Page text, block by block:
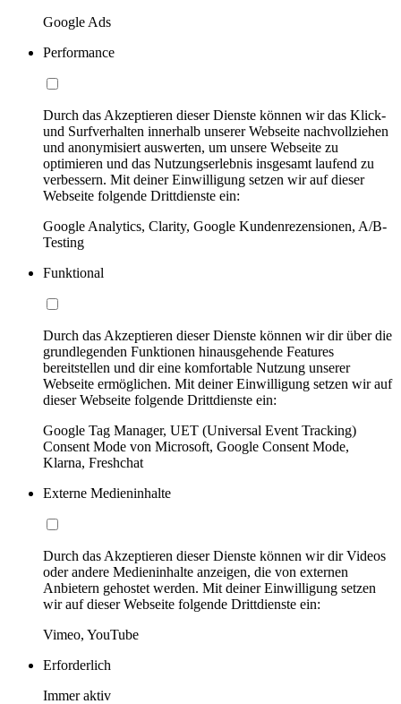
Google Ads
Performance
Durch das Akzeptieren dieser Dienste können wir das Klick-
und Surfverhalten innerhalb unserer Webseite nachvollziehen
und anonymisiert auswerten, um unsere Webseite zu
optimieren und das Nutzungserlebnis insgesamt laufend zu
verbessern. Mit deiner Einwilligung setzen wir auf dieser
Webseite folgende Drittdienste ein:
Google Analytics, Clarity, Google Kundenrezensionen, A/B-
Testing
Funktional
Durch das Akzeptieren dieser Dienste können wir dir über die
grundlegenden Funktionen hinausgehende Features
bereitstellen und dir eine komfortable Nutzung unserer
Webseite ermöglichen. Mit deiner Einwilligung setzen wir auf
dieser Webseite folgende Drittdienste ein:
Google Tag Manager, UET (Universal Event Tracking)
Consent Mode von Microsoft, Google Consent Mode,
Klarna, Freshchat
Externe Medieninhalte
Durch das Akzeptieren dieser Dienste können wir dir Videos
oder andere Medieninhalte anzeigen, die von externen
Anbietern gehostet werden. Mit deiner Einwilligung setzen
wir auf dieser Webseite folgende Drittdienste ein:
Vimeo, YouTube
Erforderlich
Immer aktiv